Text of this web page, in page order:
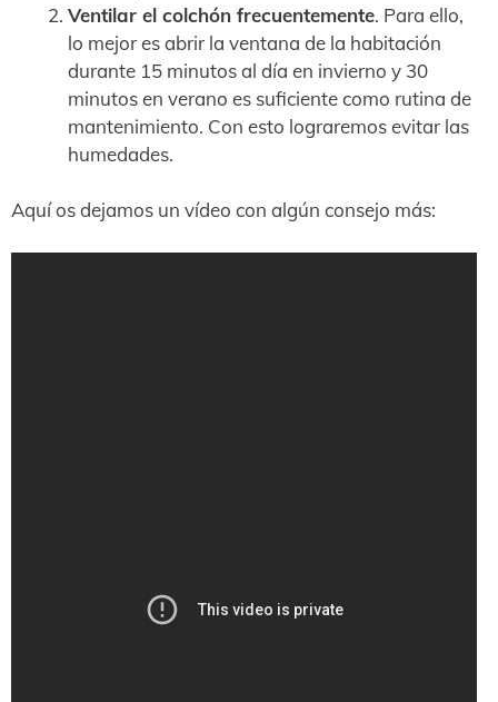
Ventilar el colchón frecuentemente. Para ello,
lo mejor es abrir la ventana de la habitación
durante 15 minutos al día en invierno y 30
minutos en verano es suficiente como rutina de
mantenimiento. Con esto lograremos evitar las
humedades.
Aquí os dejamos un vídeo con algún consejo más: